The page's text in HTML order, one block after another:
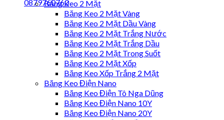
0879760760
Băng Keo 2 Mặt
Băng Keo 2 Mặt Vàng
Băng Keo 2 Mặt Dầu Vàng
Băng Keo 2 Mặt Trắng Nước
Băng Keo 2 Mặt Trắng Dầu
Băng Keo 2 Mặt Trong Suốt
Băng Keo 2 Mặt Xốp
Băng Keo Xốp Trắng 2 Mặt
Băng Keo Điện Nano
Băng Keo Điện Tô Nga Dũng
Băng Keo Điện Nano 10Y
Băng Keo Điện Nano 20Y